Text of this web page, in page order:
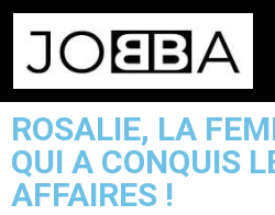
ROSALIE, LA
QUI A CONQUIS
AFFAIRES !